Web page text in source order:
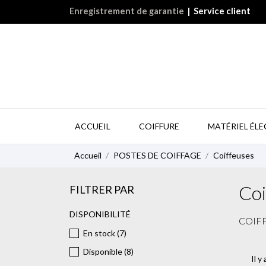
Enregistrement de garantie | Service client
ACCUEIL COIFFURE MATÉRIEL
Accueil POSTES DE COIFFAGE Coiffeuses
FILTRER PAR
DISPONIBILITÉ
En stock(7)
Disponible(8)
Il y